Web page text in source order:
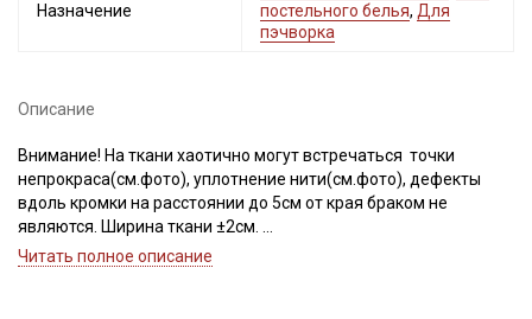
Назначение
постельного белья, Для
пэчворка
Описание
Внимание! На ткани хаотично могут встречаться точки
непрокраса(см.фото), уплотнение нити(см.фото), дефекты
вдоль кромки на расстоянии до 5см от края браком не
являются. Ширина ткани ±2см.
Просим учитывать это при заказе.
Читать полное описание